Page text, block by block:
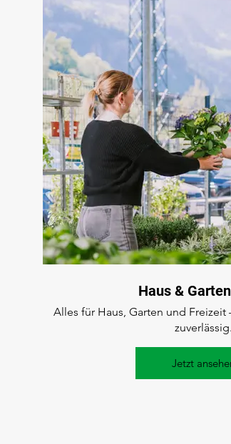
Haus &
Alles für Haus, Garten und
zuverlässig.
Jetzt